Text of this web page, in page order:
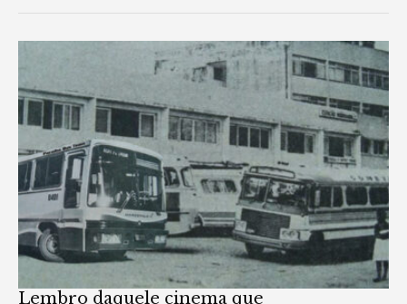
Lembro daquele cinema que